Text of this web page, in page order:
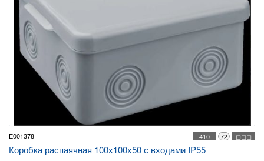
E001378 ◻◻◻
72
410
Коробка распаячная 100х100х50 с входами IP55